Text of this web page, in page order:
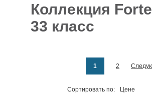
Отделочные
материалы
Коллекция
33 класс
1 2
Сортировать по: Цене